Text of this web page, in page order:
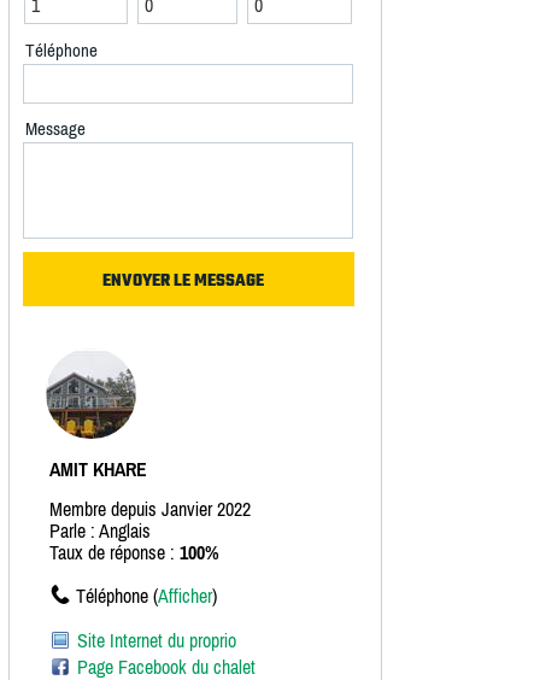
Téléphone
Message
AMIT KHARE
Membre depuis Janvier 2022
Parle : Anglais
Taux de réponse : 100%
Téléphone (Afficher)
Site Internet du proprio
Page Facebook du chalet